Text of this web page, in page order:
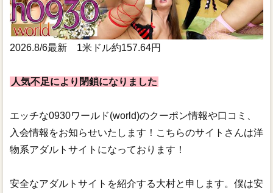
2026.8/6最新 1米ドル約157.64円
人気不足により閉鎖になりました
エッチな0930ワールド(world)のクーポン情報や口コミ、
入会情報をお知らせいたします！こちらのサイトさんは洋
物系アダルトサイトになっております！
安全なアダルトサイトを紹介する大村と申します。僕は安